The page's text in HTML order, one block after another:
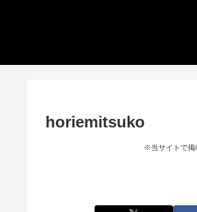
horiemitsuko
※当サイトで掲